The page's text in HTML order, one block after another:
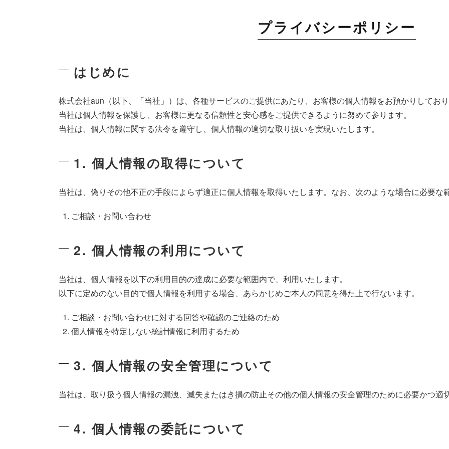
プライバシーポリシー
はじめに
株式会社aun（以下、「当社」）は、各種サービスのご提供にあたり、お客様の個人情報をお預かりしており
当社は個人情報を保護し、お客様に更なる信頼性と安心感をご提供できるように努めて参ります。
当社は、個人情報に関する法令を遵守し、個人情報の適切な取り扱いを実現いたします。
1. 個人情報の取得について
当社は、偽りその他不正の手段によらず適正に個人情報を取得いたします。なお、次のような場合に必要な
ご相談・お問い合わせ
2. 個人情報の利用について
当社は、個人情報を以下の利用目的の達成に必要な範囲内で、利用いたします。
以下に定めのない目的で個人情報を利用する場合、あらかじめご本人の同意を得た上で行ないます。
ご相談・お問い合わせに対する回答や確認のご連絡のため
個人情報を特定しない統計情報に利用するため
3. 個人情報の安全管理について
当社は、取り扱う個人情報の漏洩、滅失またはき損の防止その他の個人情報の安全管理のために必要かつ適
4. 個人情報の委託について